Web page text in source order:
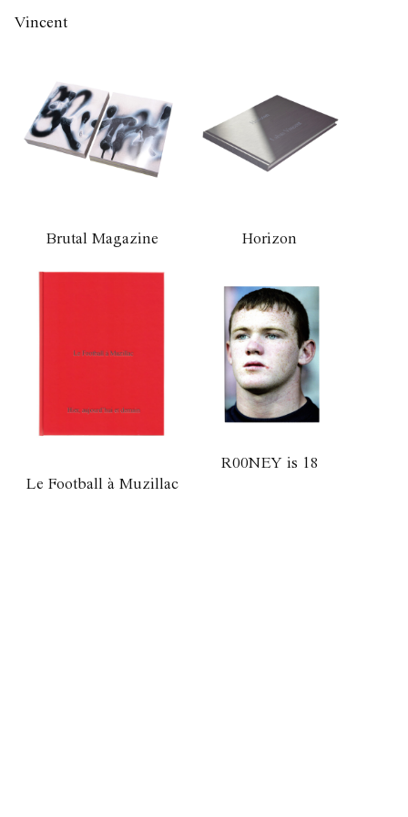
Vincent
Brutal Magazine Horizon
Le Football à Muzillac
R00NEY is 18